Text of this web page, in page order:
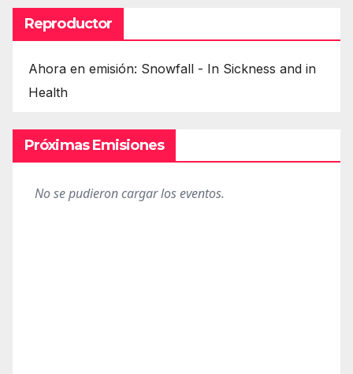
Reproductor
Ahora en emisión: Snowfall - In Sickness and in
Health
Próximas Emisiones